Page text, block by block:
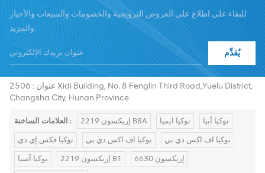
للبقاء على اطلاع على العروض الترويجية والخصومات والمبيعات والأخبار
والمزيد.
يُقدِّم
+8619376997331
عنوان : 2506 Xidi Building, No. 8 Fenglin Third Road,Yuelu District,
Changsha City, Hunan Province
العلامات الساخنة : إريكسون 2219 B8A نوكيا ايميا نوكيا أبيا
نوكيا فكس إي دي نوكيا اف اكس دي بي نوكيا اف اكس دي بي
نوكيا آسيا إريكسون 2219 B1 إريكسون 6630